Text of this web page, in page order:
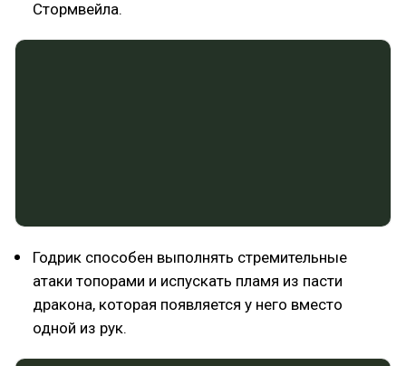
Стормвейла.
Годрик способен выполнять стремительные
атаки топорами и испускать пламя из пасти
дракона, которая появляется у него вместо
одной из рук.